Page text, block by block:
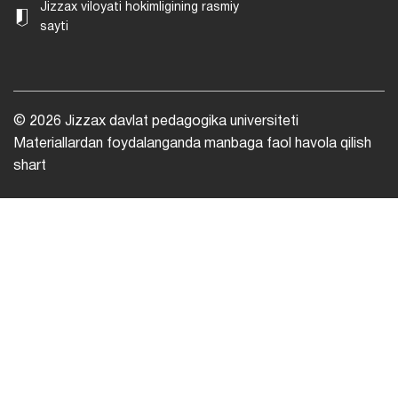
Jizzax viloyati hokimligining rasmiy
sayti
© 2026 Jizzax davlat pedagogika universiteti
Materiallardan foydalanganda manbaga faol havola qilish
shart